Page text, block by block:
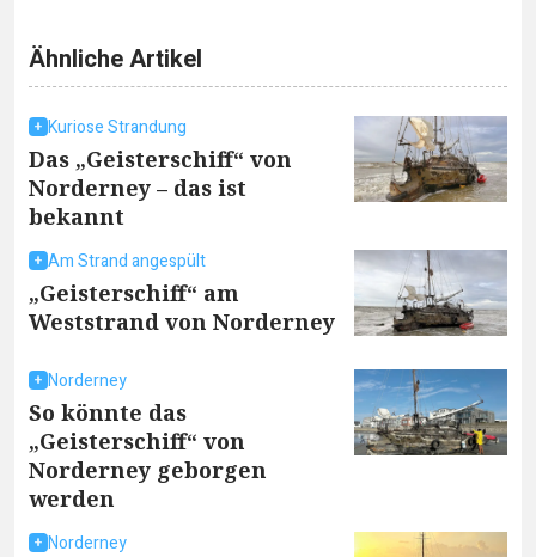
Ähnliche Artikel
Kuriose Strandung
Das „Geisterschiff“ von
Norderney – das ist
bekannt
Am Strand angespült
„Geisterschiff“ am
Weststrand von Norderney
Norderney
So könnte das
„Geisterschiff“ von
Norderney geborgen
werden
Norderney